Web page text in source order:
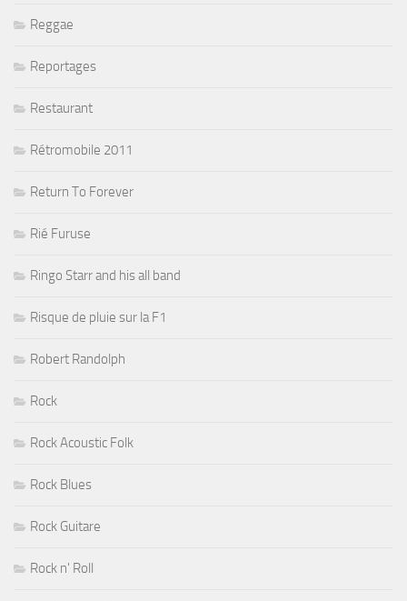
Reggae
Reportages
Restaurant
Rétromobile 2011
Return To Forever
Rié Furuse
Ringo Starr and his all band
Risque de pluie sur la F1
Robert Randolph
Rock
Rock Acoustic Folk
Rock Blues
Rock Guitare
Rock n' Roll